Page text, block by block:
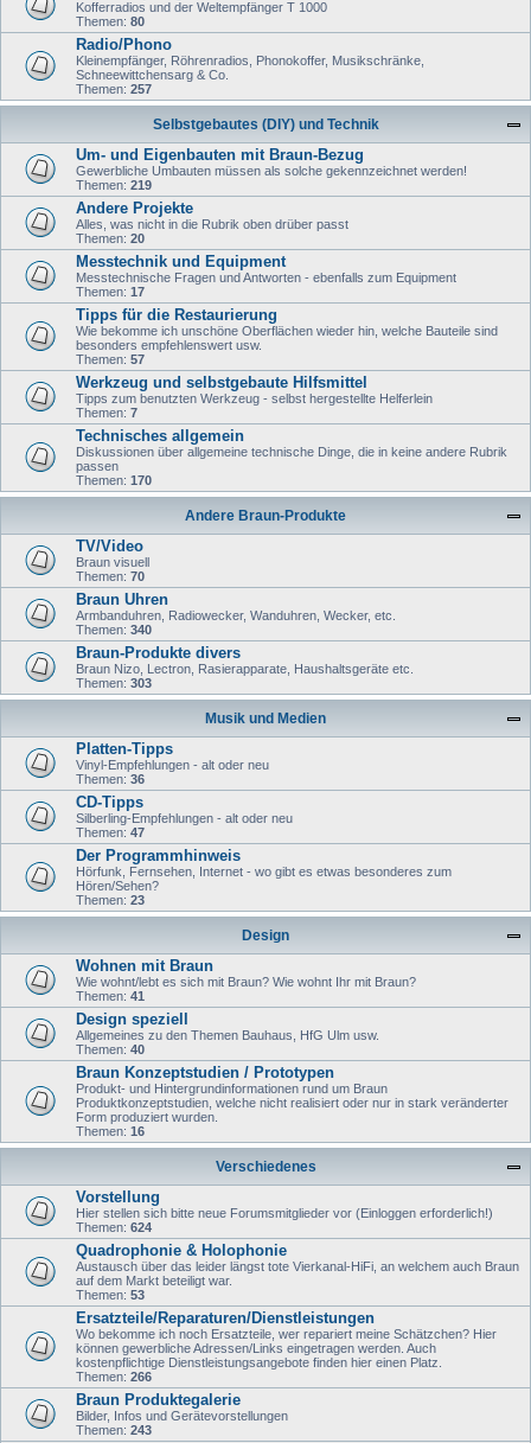
Kofferradios und der Weltempfänger T 1000
Themen: 80
Radio/Phono
Kleinempfänger, Röhrenradios, Phonokoffer, Musikschränke,
Schneewittchensarg & Co.
Themen: 257
Selbstgebautes (DIY) und Technik
Um- und Eigenbauten mit Braun-Bezug
Gewerbliche Umbauten müssen als solche gekennzeichnet werden!
Themen: 219
Andere Projekte
Alles, was nicht in die Rubrik oben drüber passt
Themen: 20
Messtechnik und Equipment
Messtechnische Fragen und Antworten - ebenfalls zum Equipment
Themen: 17
Tipps für die Restaurierung
Wie bekomme ich unschöne Oberflächen wieder hin, welche Bauteile sind
besonders empfehlenswert usw.
Themen: 57
Werkzeug und selbstgebaute Hilfsmittel
Tipps zum benutzten Werkzeug - selbst hergestellte Helferlein
Themen: 7
Technisches allgemein
Diskussionen über allgemeine technische Dinge, die in keine andere Rubrik
passen
Themen: 170
Andere Braun-Produkte
TV/Video
Braun visuell
Themen: 70
Braun Uhren
Armbanduhren, Radiowecker, Wanduhren, Wecker, etc.
Themen: 340
Braun-Produkte divers
Braun Nizo, Lectron, Rasierapparate, Haushaltsgeräte etc.
Themen: 303
Musik und Medien
Platten-Tipps
Vinyl-Empfehlungen - alt oder neu
Themen: 36
CD-Tipps
Silberling-Empfehlungen - alt oder neu
Themen: 47
Der Programmhinweis
Hörfunk, Fernsehen, Internet - wo gibt es etwas besonderes zum
Hören/Sehen?
Themen: 23
Design
Wohnen mit Braun
Wie wohnt/lebt es sich mit Braun? Wie wohnt Ihr mit Braun?
Themen: 41
Design speziell
Allgemeines zu den Themen Bauhaus, HfG Ulm usw.
Themen: 40
Braun Konzeptstudien / Prototypen
Produkt- und Hintergrundinformationen rund um Braun
Produktkonzeptstudien, welche nicht realisiert oder nur in stark veränderter
Form produziert wurden.
Themen: 16
Verschiedenes
Vorstellung
Hier stellen sich bitte neue Forumsmitglieder vor (Einloggen erforderlich!)
Themen: 624
Quadrophonie & Holophonie
Austausch über das leider längst tote Vierkanal-HiFi, an welchem auch Braun
auf dem Markt beteiligt war.
Themen: 53
Ersatzteile/Reparaturen/Dienstleistungen
Wo bekomme ich noch Ersatzteile, wer repariert meine Schätzchen? Hier
können gewerbliche Adressen/Links eingetragen werden. Auch
kostenpflichtige Dienstleistungsangebote finden hier einen Platz.
Themen: 266
Braun Produktegalerie
Bilder, Infos und Gerätevorstellungen
Themen: 243